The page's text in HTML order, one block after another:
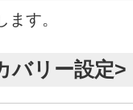
す。
バリー設定>